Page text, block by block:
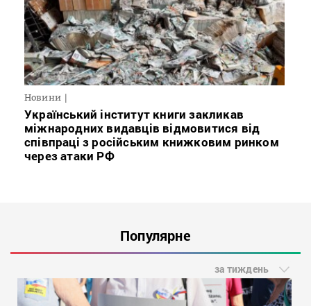
Новини
Український інститут книги закликав
міжнародних видавців відмовитися від
співпраці з російським книжковим ринком
через атаки РФ
Популярне
за тиждень